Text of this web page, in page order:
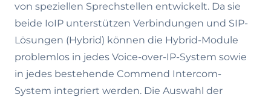
von speziellen Sprechstellen entwickelt. Da sie
beide IoIP unterstützen Verbindungen und SIP-
Lösungen (Hybrid) können die Hybrid-Module
problemlos in jedes Voice-over-IP-System sowie
in jedes bestehende Commend Intercom-
System integriert werden. Die Auswahl der